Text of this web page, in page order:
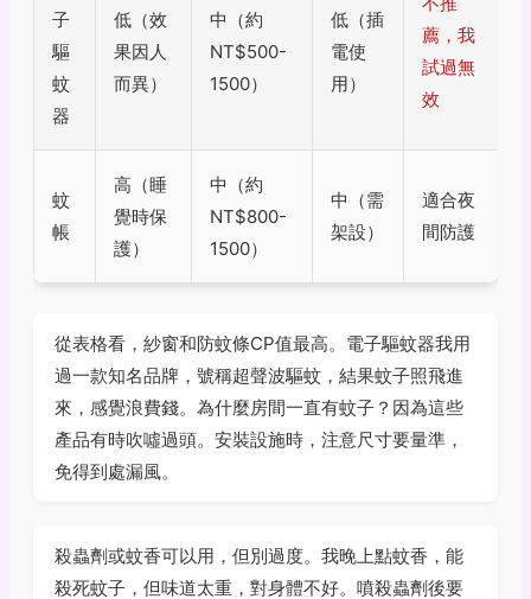
子
驅
蚊
器
低（效
果因人
而異）
中（約
NT$500-
1500）
低（插
電使
用）
薦，我
試過無
效
蚊
帳
高（睡
覺時保
護）
中（約
NT$800-
1500）
中（需
架設）
適合夜
間防護
從表格看，紗窗和防蚊條CP值最高。電子驅蚊器我用
過一款知名品牌，號稱超聲波驅蚊，結果蚊子照飛進
來，感覺浪費錢。為什麼房間一直有蚊子？因為這些
產品有時吹噓過頭。安裝設施時，注意尺寸要量準，
免得到處漏風。
殺蟲劑或蚊香可以用，但別過度。我晚上點蚊香，能
殺死蚊子，但味道太重，對身體不好。噴殺蟲劑後要